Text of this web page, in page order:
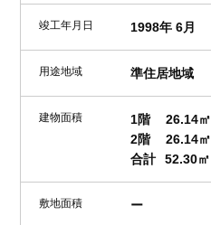
竣工年月日 1998年 6月
用途地域 準住居地域
建物面積 1階 26.14㎡
2階
26.14㎡
合計
52.30㎡
敷地面積 ー